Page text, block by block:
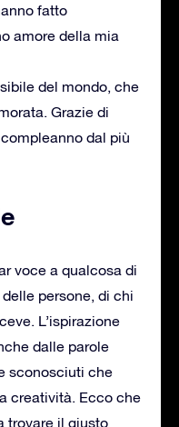
fatto
amore della mia
del mondo, che
Grazie di
dal più
voce a qualcosa di
persone, di chi
L’ispirazione
dalle parole
sconosciuti che
creatività. Ecco che
trovare il giusto